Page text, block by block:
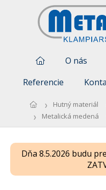
O nás
Referencie
Hutný materiál
Metalická medená
Dňa 8.5.2026 budu